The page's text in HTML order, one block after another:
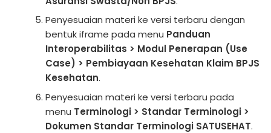
Penyesuaian materi ke versi terbaru dengan
bentuk iframe pada menu Panduan
Interoperabilitas > Modul Penerapan (Use
Case) > Pembiayaan Kesehatan Klaim BPJS
Kesehatan.
Penyesuaian materi ke versi terbaru pada
menu Terminologi > Standar Terminologi >
Dokumen Standar Terminologi SATUSEHAT.